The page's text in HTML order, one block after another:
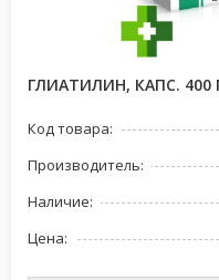
ГЛИАТИЛИН, КАПС. 400
Код товара:
Производитель:
Наличие:
Цена: